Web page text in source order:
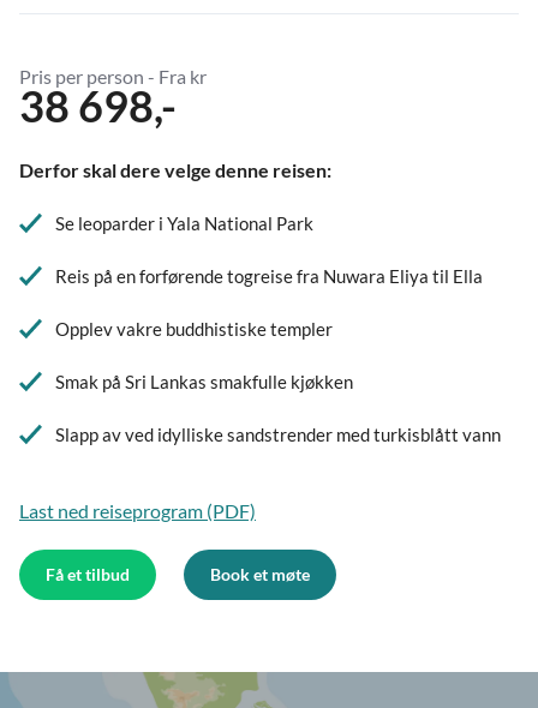
Pris per person - Fra kr
38 698,-
Derfor skal dere velge denne reisen:
Se leoparder i Yala National Park
Reis på en forførende togreise fra Nuwara Eliya til Ella
Opplev vakre buddhistiske templer
Smak på Sri Lankas smakfulle kjøkken
Slapp av ved idylliske sandstrender med turkisblått vann
Last ned reiseprogram (PDF)
Få et tilbud Book et møte